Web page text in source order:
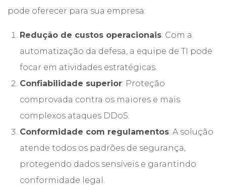
pode oferecer para sua empresa:
Redução de custos operacionais: Com a
automatização da defesa, a equipe de TI pode
focar em atividades estratégicas.
Confiabilidade superior: Proteção
comprovada contra os maiores e mais
complexos ataques DDoS.
Conformidade com regulamentos: A solução
atende todos os padrões de segurança,
protegendo dados sensíveis e garantindo
conformidade legal.